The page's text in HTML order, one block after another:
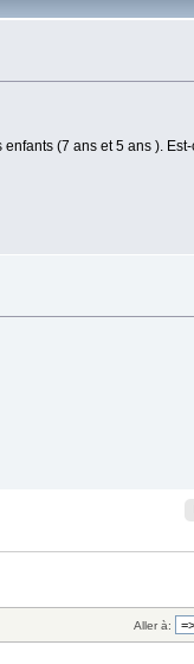
(7 ans et 5 ans ).
Aller à: